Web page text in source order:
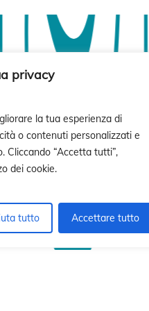
privacy
la tua esperienza di
o contenuti personalizzati e
Cliccando “Accetta tutti”,
dei cookie.
tutto Accettare tutto